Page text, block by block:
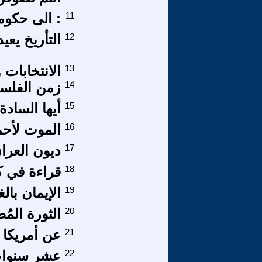
: الى
11
التأريخ 12
13
زمن 14
أيها 15
الموت 16
ديون 17
قراءة في 18
الإيمان 19
الثورة المُضادة 20
عن أمريكا 21
22